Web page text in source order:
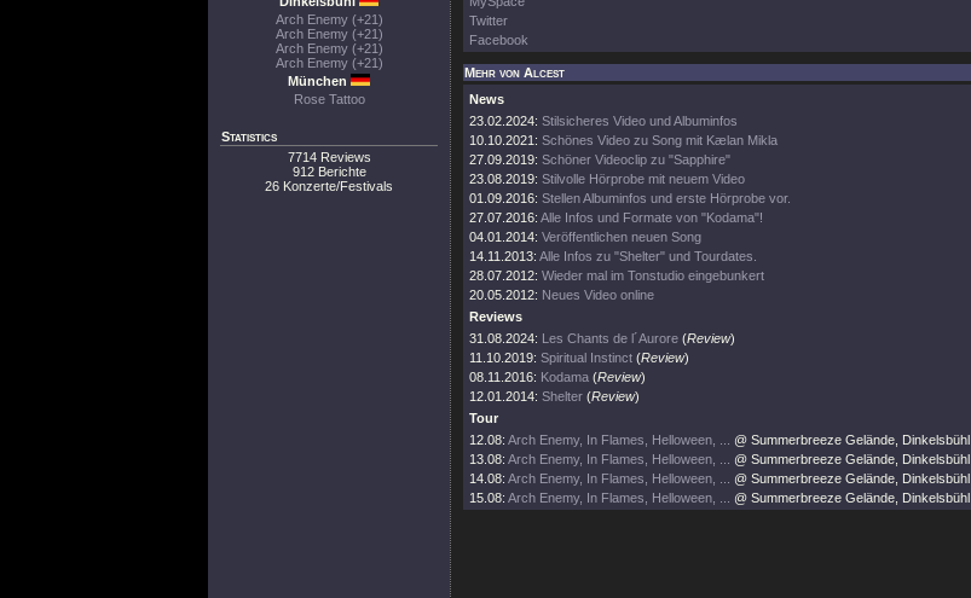
Arch Enemy (+21)
Arch Enemy (+21)
Arch Enemy (+21)
Arch Enemy (+21)
München
Rose Tattoo
Statistics
7714 Reviews
912 Berichte
26 Konzerte/Festivals
Twitter
Facebook
Mehr von Alcest
News
23.02.2024: Stilsicheres Video und Albuminfos
10.10.2021: Schönes Video zu Song mit Kælan Mikla
27.09.2019: Schöner Videoclip zu "Sapphire"
23.08.2019: Stilvolle Hörprobe mit neuem Video
01.09.2016: Stellen Albuminfos und erste Hörprobe vor.
27.07.2016: Alle Infos und Formate von "Kodama"!
04.01.2014: Veröffentlichen neuen Song
14.11.2013: Alle Infos zu "Shelter" und Tourdates.
28.07.2012: Wieder mal im Tonstudio eingebunkert
20.05.2012: Neues Video online
Reviews
31.08.2024: Les Chants de l´Aurore (Review)
11.10.2019: Spiritual Instinct (Review)
08.11.2016: Kodama (Review)
12.01.2014: Shelter (Review)
Tour
12.08: Arch Enemy, In Flames, Helloween, ...
@ Summerbreeze Gelände, Dinkelsbühl
13.08: Arch Enemy, In Flames, Helloween, ...
@ Summerbreeze Gelände, Dinkelsbühl
14.08: Arch Enemy, In Flames, Helloween, ...
@ Summerbreeze Gelände, Dinkelsbühl
15.08: Arch Enemy, In Flames, Helloween, ... @ Summerbreeze Gelände, Dinkelsbühl